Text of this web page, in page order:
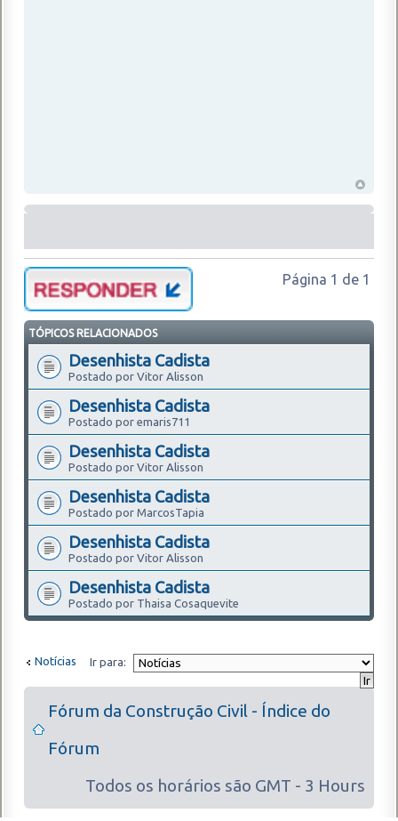
Página 1 de 1
TÓPICOS RELACIONADOS
Desenhista Cadista
Postado por Vitor Alisson
Desenhista Cadista
Postado por emaris711
Desenhista Cadista
Postado por Vitor Alisson
Desenhista Cadista
Postado por MarcosTapia
Desenhista Cadista
Postado por Vitor Alisson
Desenhista Cadista
Postado por Thaisa Cosaquevite
Notícias Ir para:
Fórum da Construção Civil - Índice do
Fórum
Todos os horários são GMT - 3 Hours